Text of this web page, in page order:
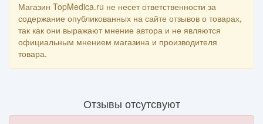
Магазин TopMedica.ru не несет ответственности за
содержание опубликованных на сайте отзывов о товарах,
так как они выражают мнение автора и не являются
официальным мнением магазина и производителя
товара.
Отзывы отсутсвуют